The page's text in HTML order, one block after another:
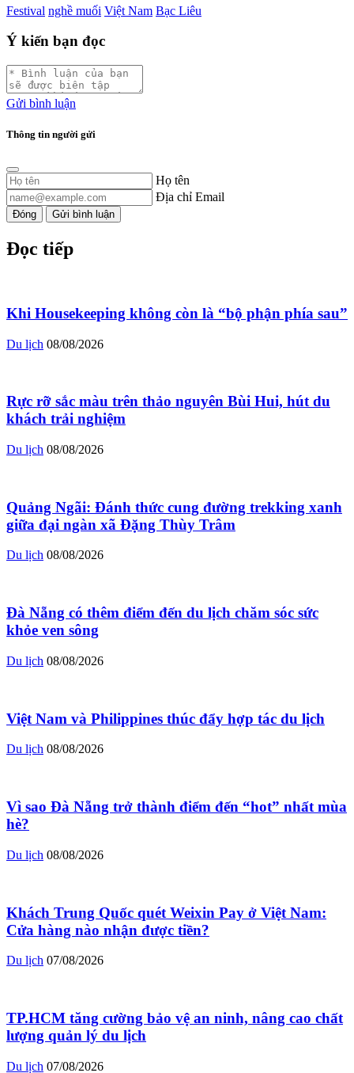
Festival nghề muối Việt Nam Bạc Liêu
Ý kiến bạn đọc
Gửi bình luận
Thông tin người gửi
Họ tên
Địa chỉ Email
Đóng Gửi bình luận
Đọc tiếp
Khi Housekeeping không còn là “bộ phận phía sau”
Du lịch 08/08/2026
Rực rỡ sắc màu trên thảo nguyên Bùi Hui, hút du
khách trải nghiệm
Du lịch 08/08/2026
Quảng Ngãi: Đánh thức cung đường trekking xanh
giữa đại ngàn xã Đặng Thùy Trâm
Du lịch 08/08/2026
Đà Nẵng có thêm điểm đến du lịch chăm sóc sức
khỏe ven sông
Du lịch 08/08/2026
Việt Nam và Philippines thúc đẩy hợp tác du lịch
Du lịch 08/08/2026
Vì sao Đà Nẵng trở thành điểm đến “hot” nhất mùa
hè?
Du lịch 08/08/2026
Khách Trung Quốc quét Weixin Pay ở Việt Nam:
Cửa hàng nào nhận được tiền?
Du lịch 07/08/2026
TP.HCM tăng cường bảo vệ an ninh, nâng cao chất
lượng quản lý du lịch
Du lịch 07/08/2026